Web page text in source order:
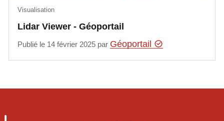
Lidar Viewer - Géoportail
Visualisation
Publié le 14 février 2025 par Géoportail